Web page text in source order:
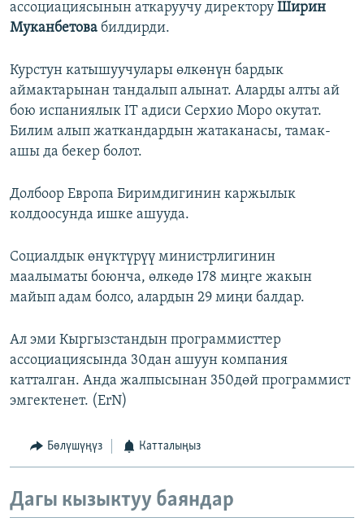
ассоциациясынын аткаруучу директору Ширин
Муканбетова билдирди.
Курстун катышуучулары өлкөнүн бардык
аймактарынан тандалып алынат. Аларды алты ай
бою испаниялык IT адиси Серхио Моро окутат.
Билим алып жаткандардын жатаканасы, тамак-
ашы да бекер болот.
Долбоор Европа Биримдигинин каржылык
колдоосунда ишке ашууда.
Социалдык өнүктүрүү министрлигинин
маалыматы боюнча, өлкөдө 178 миңге жакын
майып адам болсо, алардын 29 миңи балдар.
Ал эми Кыргызстандын программисттер
ассоциациясында 30дан ашуун компания
катталган. Анда жалпысынан 350дөй программист
эмгектенет. (ErN)
Бөлүшүңүз Катталыңыз
Дагы кызыктуу баяндар